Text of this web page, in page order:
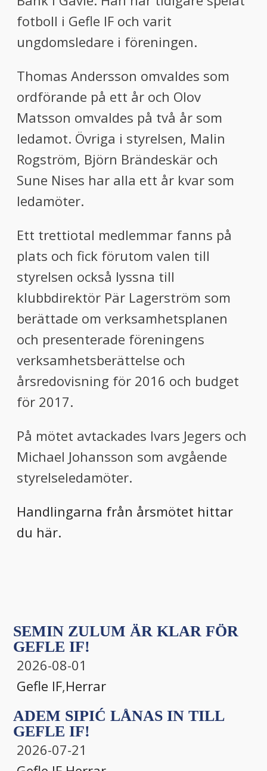
fotboll i Gefle IF och varit
ungdomsledare i föreningen.
Thomas Andersson omvaldes som
ordförande på ett år och Olov
Matsson omvaldes på två år som
ledamot. Övriga i styrelsen, Malin
Rogström, Björn Brändeskär och
Sune Nises har alla ett år kvar som
ledamöter.
Ett trettiotal medlemmar fanns på
plats och fick förutom valen till
styrelsen också lyssna till
klubbdirektör Pär Lagerström som
berättade om verksamhetsplanen
och presenterade föreningens
verksamhetsberättelse och
årsredovisning för 2016 och budget
för 2017.
På mötet avtackades Ivars Jegers och
Michael Johansson som avgående
styrelseledamöter.
Handlingarna från årsmötet hittar
du här.
SEMIN ZULUM ÄR KLAR FÖR
GEFLE IF!
2026-08-01
Gefle IF,Herrar
ADEM SIPIĆ LÅNAS IN TILL
GEFLE IF!
2026-07-21